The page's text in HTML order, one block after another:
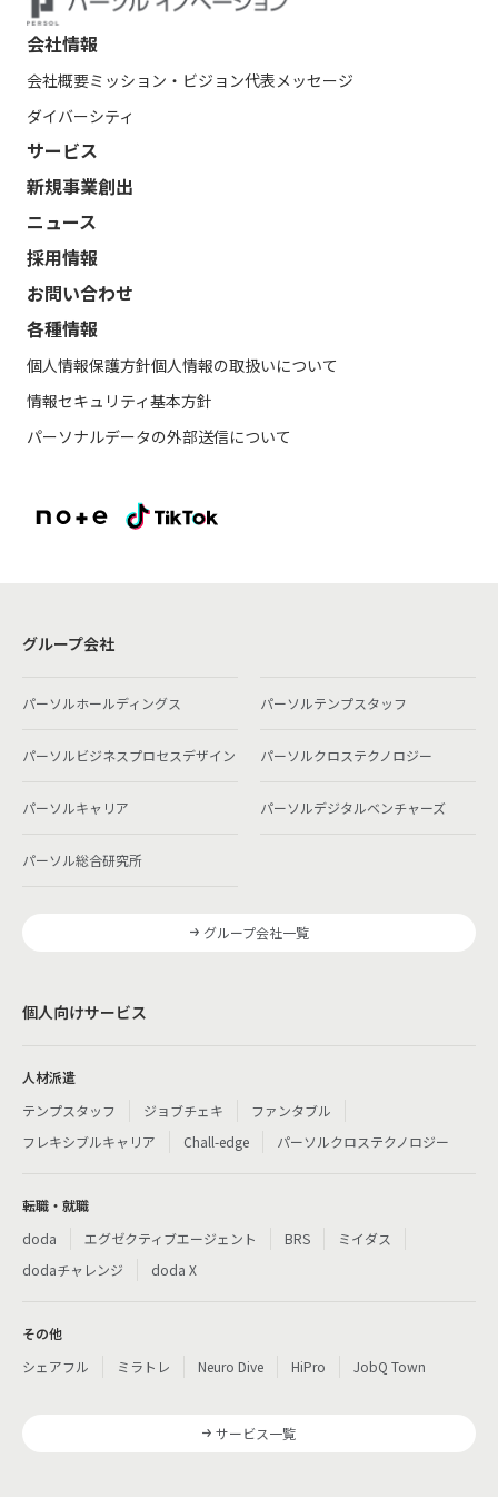
会社情報
会社概要ミッション・ビジョン代表メッセージ
ダイバーシティ
サービス
新規事業創出
ニュース
採用情報
お問い合わせ
各種情報
個人情報保護方針個人情報の取扱いについて
情報セキュリティ基本方針
パーソナルデータの外部送信について
グループ会社
パーソルホールディングス パーソルテンプスタッフ
パーソルビジネスプロセスデザイン パーソルクロステクノロジー
パーソルキャリア パーソルデジタルベンチャーズ
パーソル総合研究所
グループ会社一覧
個人向けサービス
人材派遣
テンプスタッフ
ジョブチェキ
ファンタブル
フレキシブルキャリア
Chall-edge パーソルクロステクノロジー
転職・就職
doda
エグゼクティブエージェント BRS
ミイダス
dodaチャレンジ
doda X
その他
シェアフル
ミラトレ Neuro Dive HiPro JobQ Town
サービス一覧